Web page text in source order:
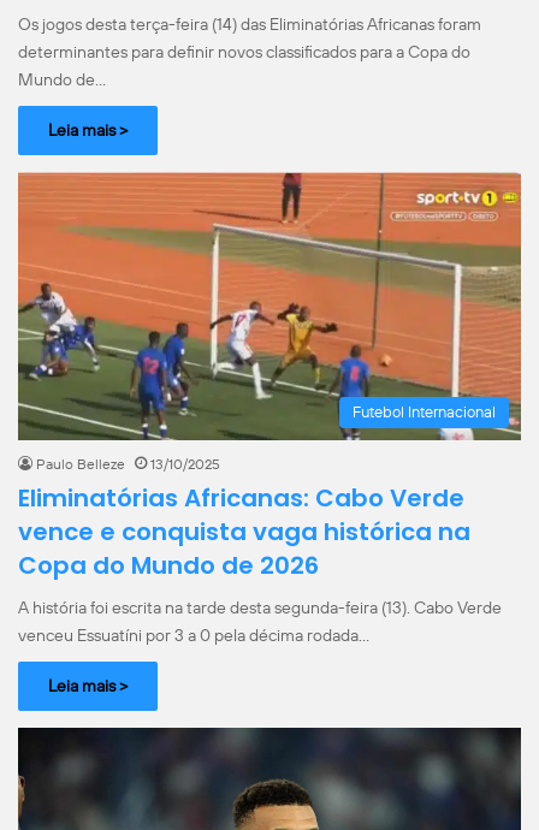
Os jogos desta terça-feira (14) das Eliminatórias Africanas foram
determinantes para definir novos classificados para a Copa do
Mundo de…
Leia mais >
Futebol Internacional
Paulo Belleze 13/10/2025
Eliminatórias Africanas: Cabo Verde
vence e conquista vaga histórica na
Copa do Mundo de 2026
A história foi escrita na tarde desta segunda-feira (13). Cabo Verde
venceu Essuatíni por 3 a 0 pela décima rodada…
Leia mais >